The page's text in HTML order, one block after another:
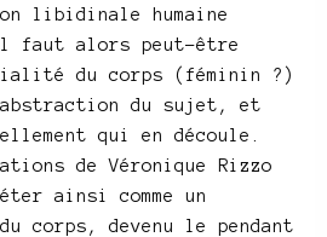
libidinale humaine
faut alors peut-être
du corps (féminin ?)
du sujet, et
qui en découle.
de Véronique Rizzo
ainsi comme un
corps, devenu le pendant